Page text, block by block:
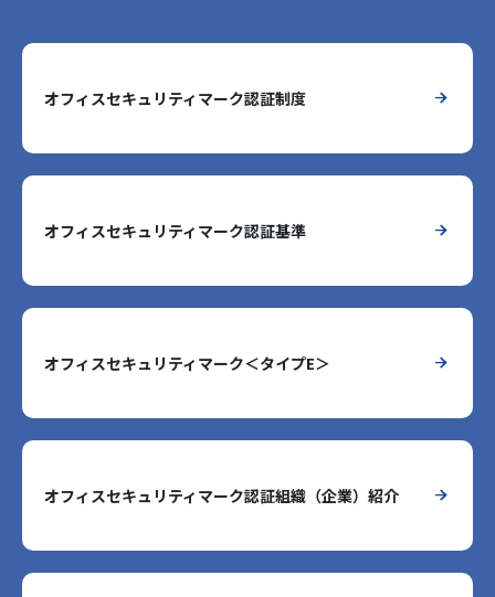
オフィスセキュリティマーク認証制度
オフィスセキュリティマーク認証基準
オフィスセキュリティマーク＜タイプE＞
オフィスセキュリティマーク認証組織（企業）紹介